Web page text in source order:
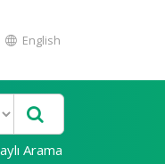
English
Arama